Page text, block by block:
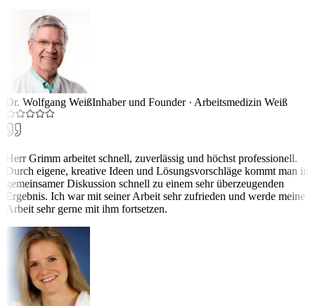
Dr. Wolfgang WeißInhaber und Founder· Arbeitsmedizin Weiß
Herr Grimm arbeitet schnell, zuverlässig und höchst professionell.
Durch eigene, kreative Ideen und Lösungsvorschläge kommt man in
gemeinsamer Diskussion schnell zu einem sehr überzeugenden
Ergebnis. Ich war mit seiner Arbeit sehr zufrieden und werde meine
Arbeit sehr gerne mit ihm fortsetzen.